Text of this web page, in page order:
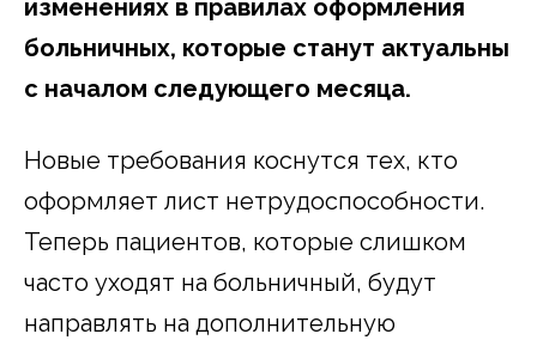
изменениях в правилах оформления
больничных, которые станут актуальны
с началом следующего месяца.
Новые требования коснутся тех, кто
оформляет лист нетрудоспособности.
Теперь пациентов, которые слишком
часто уходят на больничный, будут
направлять на дополнительную